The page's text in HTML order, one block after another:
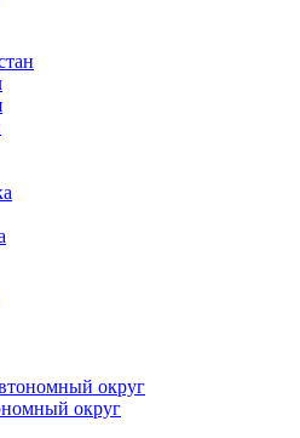
округ
округ